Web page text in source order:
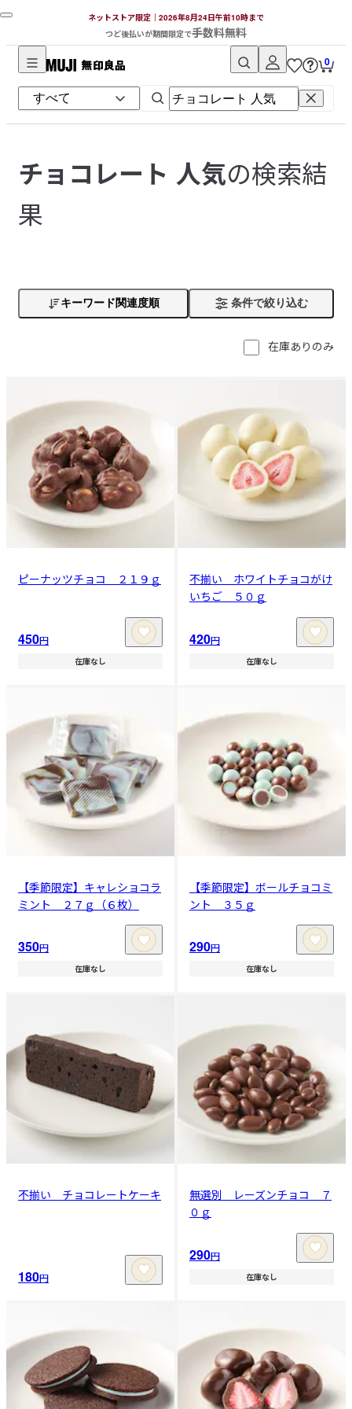
ネットストア限定｜2026年8月24日午前10時まで
つど後払いが期間限定で手数料無料
無
印
良
ッ
0
チョコレート 人気の検索結
果
キーワード関連度順 条件で絞り込む
在庫ありのみ
ピーナッツチョコ ２１９ｇ
450円
在庫なし
不揃い ホワイトチョコがけ
いちご ５０ｇ
420円
在庫なし
【季節限定】キャレショコラ
ミント ２７ｇ（６枚）
350円
在庫なし
【季節限定】ボールチョコミ
ント ３５ｇ
290円
在庫なし
不揃い チョコレートケーキ
180円
無選別 レーズンチョコ ７
０ｇ
290円
在庫なし